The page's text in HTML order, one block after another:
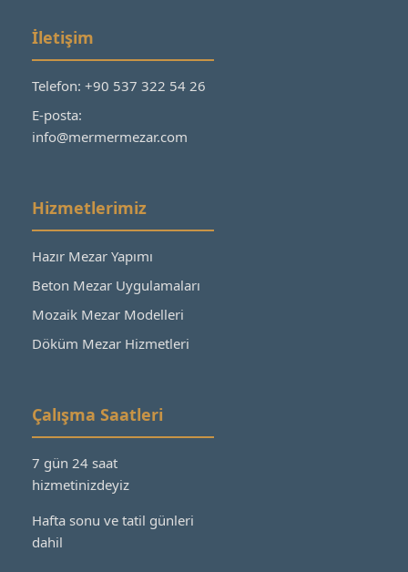
İletişim
Telefon: +90 537 322 54 26
E-posta:
info@mermermezar.com
Hizmetlerimiz
Hazır Mezar Yapımı
Beton Mezar Uygulamaları
Mozaik Mezar Modelleri
Döküm Mezar Hizmetleri
Çalışma Saatleri
7 gün 24 saat
hizmetinizdeyiz
Hafta sonu ve tatil günleri
dahil